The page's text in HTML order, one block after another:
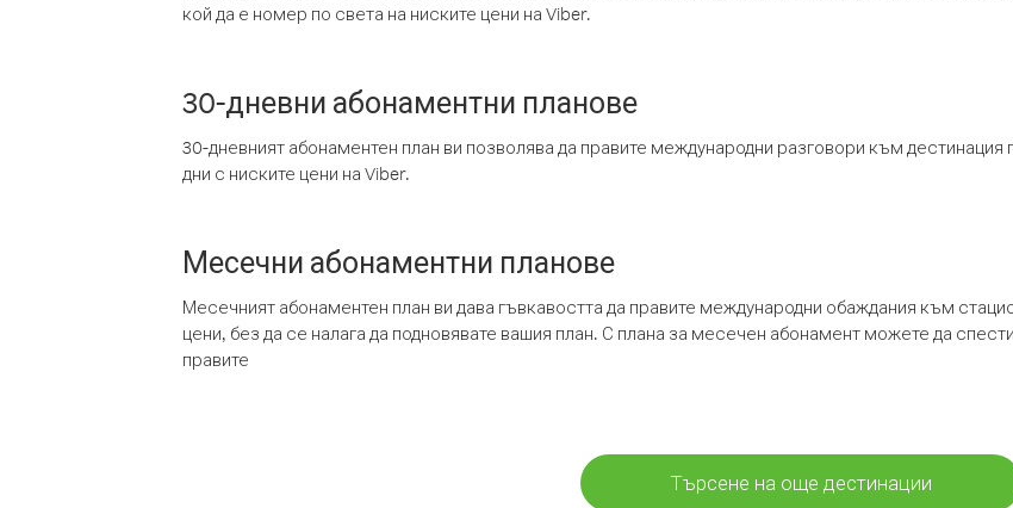
кой да е номер по света на ниските цени на Viber.
30-дневни абонаментни планове
30-дневният абонаментен план ви позволява да правите международни разговори към
дни с ниските цени на Viber.
Месечни абонаментни планове
Месечният абонаментен план ви дава гъвкавостта да правите международни обаждания към
цени, без да се налага да подновявате вашия план. С плана за месечен абонамент можете да
правите
Търсене на още дестинации